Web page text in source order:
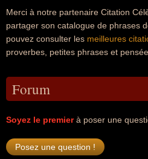
Merci à notre partenaire Citation
partager son catalogue de phrases
pouvez consulter les meilleures
proverbes, petites phrases et
Forum
Soyez le premierà poser une